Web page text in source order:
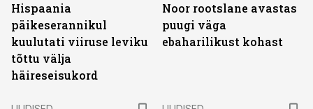
Hispaania
päikeserannikul
kuulutati viiruse leviku
tõttu välja
häireseisukord
Noor rootslane avastas
puugi väga
ebaharilikust kohast